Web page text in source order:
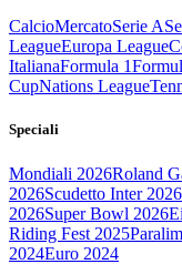
CalcioMercatoSerie A
LeagueEuropa League
ItalianaFormula 1
CupNations League
Speciali
Mondiali 2026Roland
2026Scudetto Inter 2026
2026Super Bowl 2026
Riding Fest 2025
2024Euro 2024